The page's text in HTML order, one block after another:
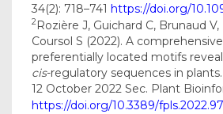
34(2): 718–741 https://doi.org/
2Rozière J, Guichard C, Brunaud
Coursol S (2022). A
preferentially located motifs
cis-regulatory sequences in
12 October 2022 Sec. Plant
https://doi.org/10.3389/